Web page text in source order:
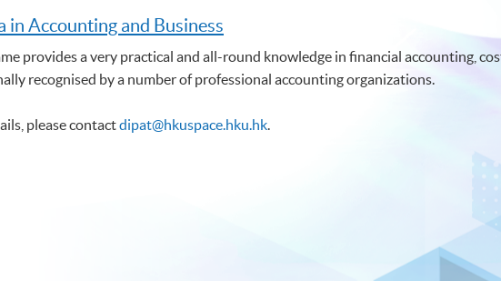
in Accounting and Business
provides a very practical and all-round knowledge in financial accounting,
recognised by a number of professional accounting organizations.
please contactdipat@hkuspace.hku.hk.